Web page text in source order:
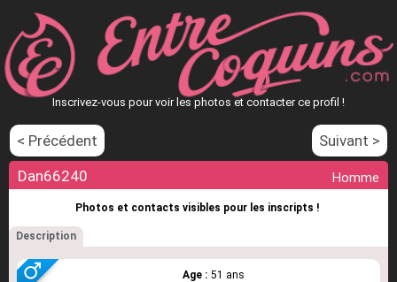
Inscrivez-vous pour voir les photos et contacter ce profil !
< Précédent
Suivant >
Dan66240
Homme
Photos et contacts visibles pour les inscripts !
Description
Age : 51 ans